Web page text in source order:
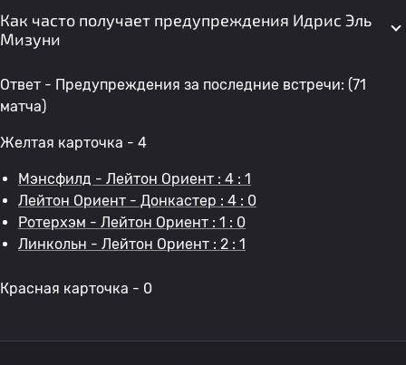
Как часто получает предупреждения Идрис Эль
Мизуни
Ответ - Предупреждения за последние встречи: (71
матча)
Желтая карточка - 4
Мэнсфилд - Лейтон Ориент : 4 : 1
Лейтон Ориент - Донкастер : 4 : 0
Ротерхэм - Лейтон Ориент : 1 : 0
Линкольн - Лейтон Ориент : 2 : 1
Красная карточка - 0